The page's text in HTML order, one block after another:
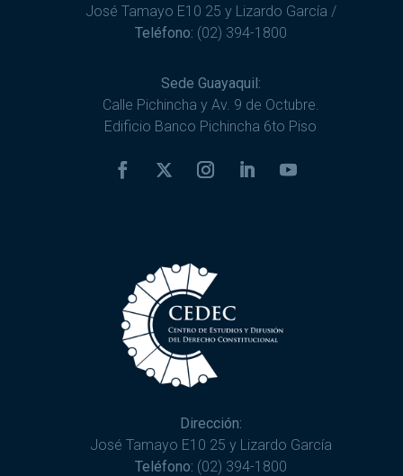
José Tamayo E10 25 y Lizardo García /
Teléfono: (02) 394-1800
Sede Guayaquil:
Calle Pichincha y Av. 9 de Octubre.
Edificio Banco Pichincha 6to Piso
Dirección:
José Tamayo E10 25 y Lizardo García
Teléfono: (02) 394-1800